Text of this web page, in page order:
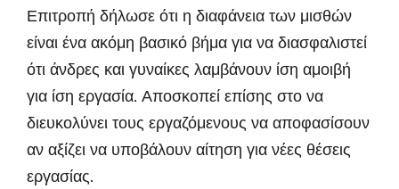
Επιτροπή δήλωσε ότι η διαφάνεια των μισθών
είναι ένα ακόμη βασικό βήμα για να διασφαλιστεί
ότι άνδρες και γυναίκες λαμβάνουν ίση αμοιβή
για ίση εργασία. Αποσκοπεί επίσης στο να
διευκολύνει τους εργαζόμενους να αποφασίσουν
αν αξίζει να υποβάλουν αίτηση για νέες θέσεις
εργασίας.